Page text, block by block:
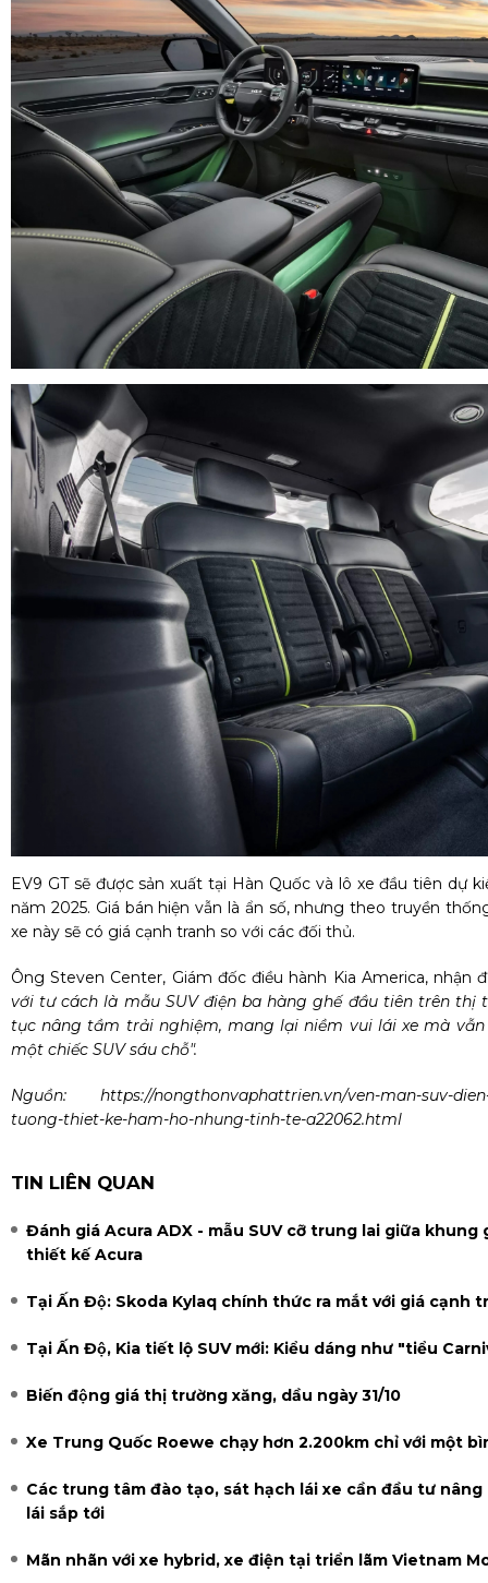
EV9 GT sẽ được sản xuất tại Hàn Quốc và lô xe đầu tiên dự
năm 2025. Giá bán hiện vẫn là ẩn số, nhưng theo truyền
xe này sẽ có giá cạnh tranh so với các đối thủ.
Ông Steven Center, Giám đốc điều hành Kia America, nhận
với tư cách là mẫu SUV điện ba hàng ghế đầu tiên trên thị
tục nâng tầm trải nghiệm, mang lại niềm vui lái xe mà
một chiếc SUV sáu chỗ".
Nguồn: https://nongthonvaphattrien.vn/ven-man-suv-
tuong-thiet-ke-ham-ho-nhung-tinh-te-a22062.html
TIN LIÊN QUAN
Đánh giá Acura ADX - mẫu SUV cỡ trung lai giữa khung
thiết kế Acura
Tại Ấn Độ: Skoda Kylaq chính thức ra mắt với giá cạnh
Tại Ấn Độ, Kia tiết lộ SUV mới: Kiểu dáng như "tiểu
Biến động giá thị trường xăng, dầu ngày 31/10
Xe Trung Quốc Roewe chạy hơn 2.200km chỉ với một
Các trung tâm đào tạo, sát hạch lái xe cần đầu tư
lái sắp tới
Mãn nhãn với xe hybrid, xe điện tại triển lãm Vietnam